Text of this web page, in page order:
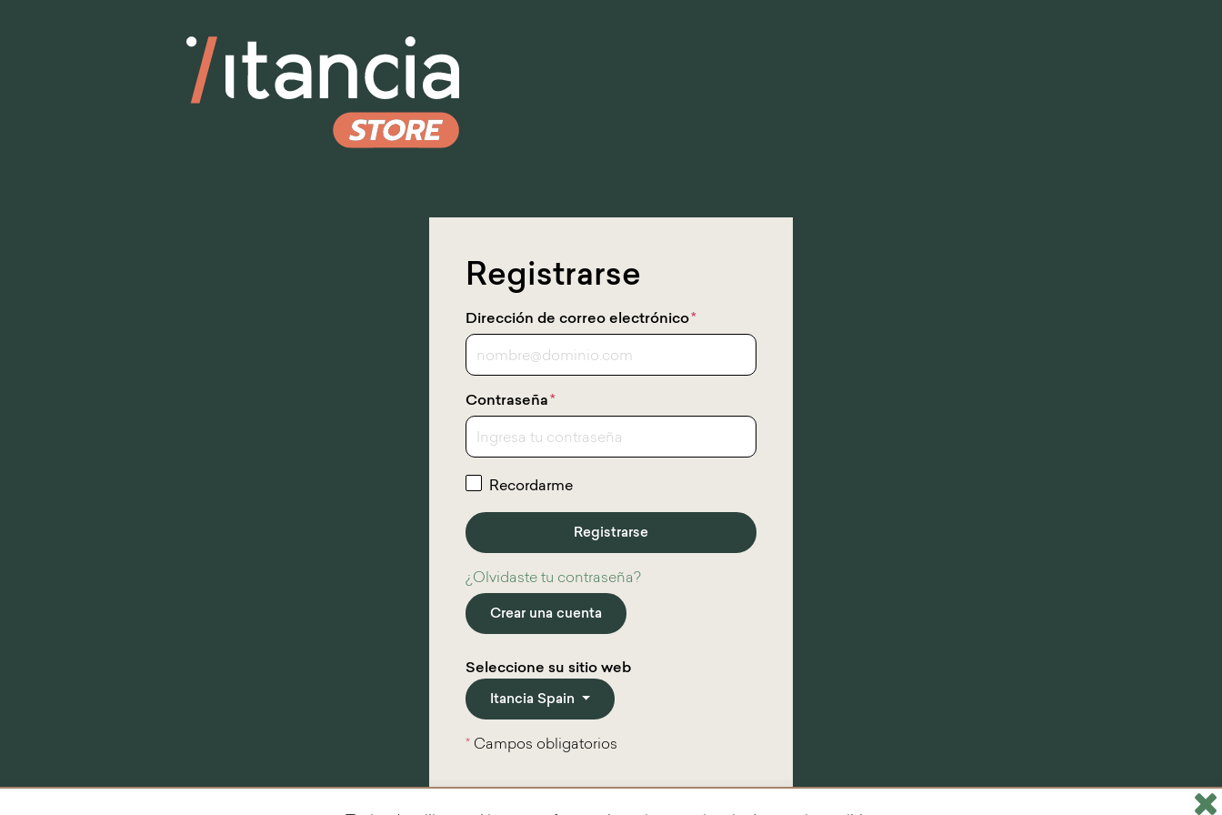
Registrarse
Dirección de correo electrónico*
Contraseña*
Recordarme
¿Olvidaste tu contraseña?
Crear una cuenta
Seleccione su sitio web
Itancia Spain
* Campos obligatorios